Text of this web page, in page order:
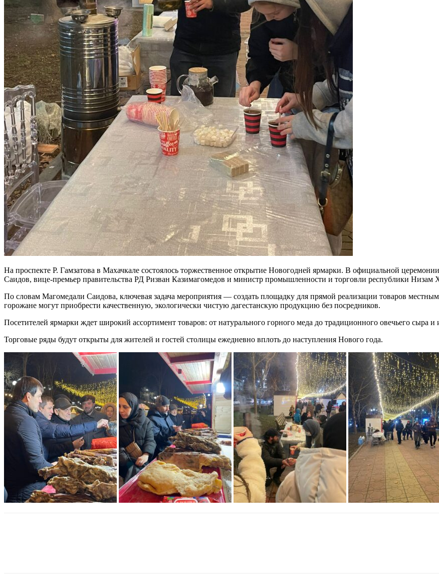
На проспекте Р. Гамзатова в Махачкале состоялось торжественное открытие Новогодней ярмарки. В официальной
Саидов, вице-премьер правительства РД Ризван Казимагомедов и министр промышленности и торговли республики Низам
По словам Магомедали Саидова, ключевая задача мероприятия — создать площадку для прямой реализации товаров
горожане могут приобрести качественную, экологически чистую дагестанскую продукцию без посредников.
Посетителей ярмарки ждет широкий ассортимент товаров: от натурального горного меда до традиционного овечьего сыра
Торговые ряды будут открыты для жителей и гостей столицы ежедневно вплоть до наступления Нового года.